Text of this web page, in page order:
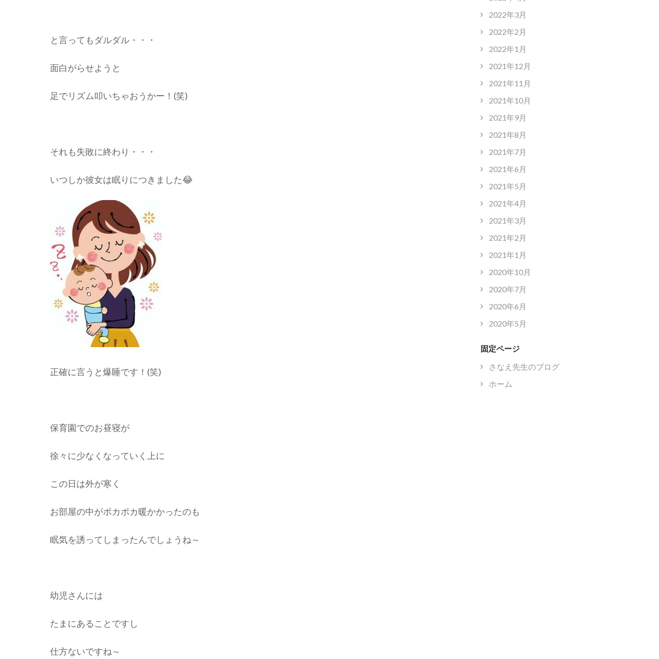
と言ってもダルダル・・・
面白がらせようと
足でリズム叩いちゃおうかー！(笑)
それも失敗に終わり・・・
いつしか彼女は眠りにつきました😂
正確に言うと爆睡です！(笑)
保育園でのお昼寝が
徐々に少なくなっていく上に
この日は外が寒く
お部屋の中がポカポカ暖かかったのも
眠気を誘ってしまったんでしょうね～
幼児さんには
たまにあることですし
仕方ないですね～
2022年3月
2022年2月
2022年1月
2021年12月
2021年11月
2021年10月
2021年9月
2021年8月
2021年7月
2021年6月
2021年5月
2021年4月
2021年3月
2021年2月
2021年1月
2020年10月
2020年7月
2020年6月
2020年5月
固定ページ
さなえ先生のブログ
ホーム